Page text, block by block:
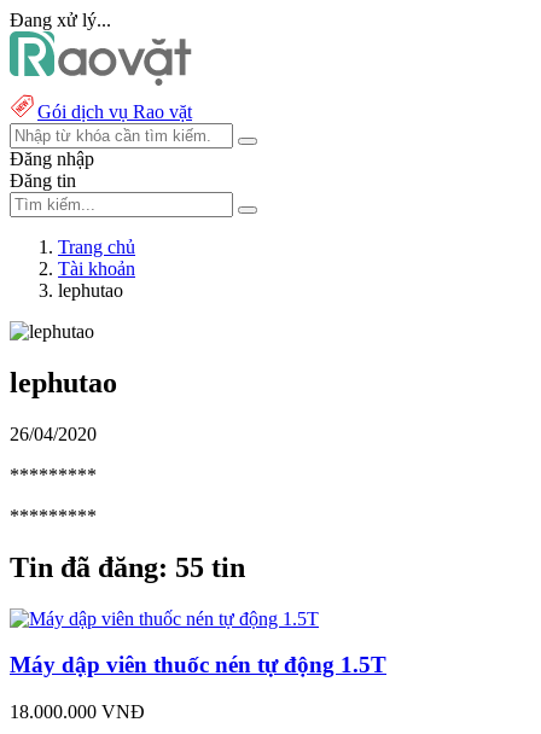
Đang xử lý...
Gói dịch vụ Rao vặt
Đăng nhập
Đăng tin
Trang chủ
Tài khoản
lephutao
lephutao
26/04/2020
*********
*********
Tin đã đăng: 55 tin
Máy dập viên thuốc nén tự động 1.5T
18.000.000 VNĐ